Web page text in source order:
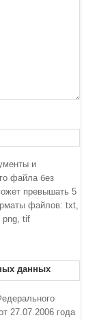
и
файла без
превышать 5
файлов: txt,
png, tif
данных
27.07.2006 года